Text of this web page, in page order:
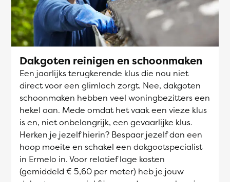
Dakgoten reinigen en schoonmaken
Een jaarlijks terugkerende klus die nou niet
direct voor een glimlach zorgt. Nee, dakgoten
schoonmaken hebben veel woningbezitters een
hekel aan. Mede omdat het vaak een vieze klus
is en, niet onbelangrijk, een gevaarlijke klus.
Herken je jezelf hierin? Bespaar jezelf dan een
hoop moeite en schakel een dakgootspecialist
in Ermelo in. Voor relatief lage kosten
(gemiddeld € 5,60 per meter) heb je jouw